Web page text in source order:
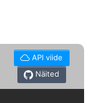
API viide
Näited